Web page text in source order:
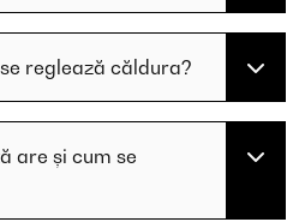
reglează căldura?
are și cum se